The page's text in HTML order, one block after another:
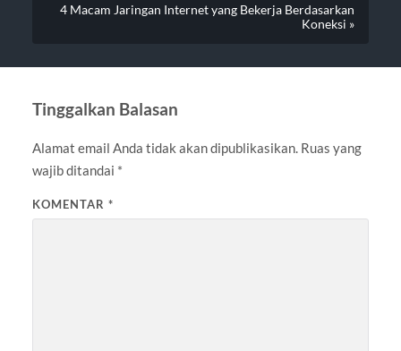
4 Macam Jaringan Internet yang Bekerja Berdasarkan
Koneksi »
Tinggalkan Balasan
Alamat email Anda tidak akan dipublikasikan. Ruas yang
wajib ditandai *
KOMENTAR *